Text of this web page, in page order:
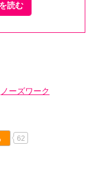
読む
ノーズワーク
62